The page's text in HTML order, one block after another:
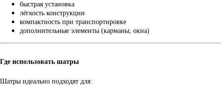
быстрая установка
лёгкость конструкции
компактность при транспортировке
дополнительные элементы (карманы, окна)
Где использовать шатры
Шатры идеально подходят для: